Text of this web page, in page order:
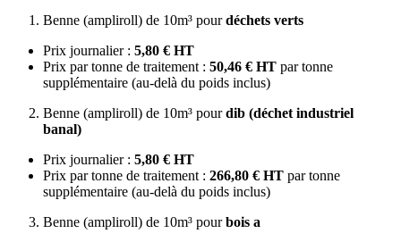
Benne (ampliroll) de 10m³ pourdéchets verts
Prix journalier : 5,80 € HT
Prix par tonne de traitement : 50,46 € HT par tonne
supplémentaire (au-delà du poids inclus)
Benne (ampliroll) de 10m³ pourdib (déchet industriel
banal)
Prix journalier : 5,80 € HT
Prix par tonne de traitement : 266,80 € HT par tonne
supplémentaire (au-delà du poids inclus)
Benne (ampliroll) de 10m³ pourbois a